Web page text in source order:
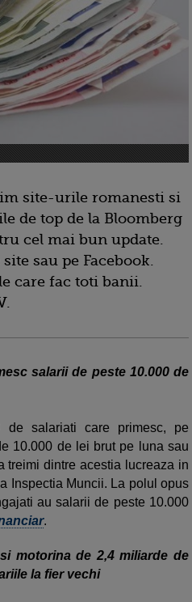
site-urile romanesti si
de top de la Bloomberg
cel mai bun update.
sau pe Facebook.
care fac toti banii.
salarii de peste 10.000 de
de salariati care primesc, pe
10.000 de lei brut pe luna sau
treimi dintre acestia lucreaza in
Inspectia Muncii. La polul opus
au salarii de peste 10.000
.
motorina de 2,4 miliarde de
la fier vechi